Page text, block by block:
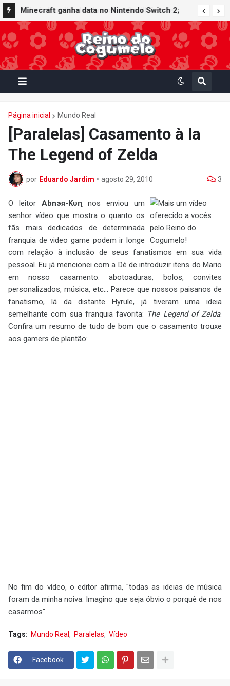
Minecraft ganha data no Nintendo Switch 2;
Super Mario Mash-Up receberá atualização
gráfica exclusiva
Página inicial Mundo Real
[Paralelas] Casamento à la
The Legend of Zelda
por Eduardo Jardim • agosto 29, 2010 3
O leitor Abnэя-Kυɳ nos enviou um
senhor vídeo que mostra o quanto os
fãs mais dedicados de determinada
franquia de video game podem ir longe
com relação à inclusão de seus fanatismos em sua vida
pessoal. Eu já mencionei com a Dé de introduzir itens do Mario
em nosso casamento: abotoaduras, bolos, convites
personalizados, música, etc... Parece que nossos paisanos de
fanatismo, lá da distante Hyrule, já tiveram uma ideia
semelhante com sua franquia favorita: The Legend of Zelda.
Confira um resumo de tudo de bom que o casamento trouxe
aos gamers de plantão:
No fim do vídeo, o editor afirma, "todas as ideias de música
foram da minha noiva. Imagino que seja óbvio o porquê de nos
casarmos".
Tags: Mundo Real Paralelas Vídeo
Facebook